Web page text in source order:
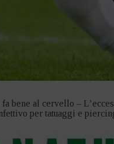
bene al cervello –
per tatuaggi e